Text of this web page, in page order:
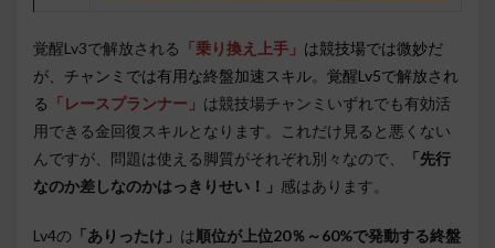
覚醒Lv3で解放される 「乗り換え上手」 は競技場では微妙だ
が、チャンミでは有用な終盤加速スキル。覚醒Lv5で解放され
る 「レースプランナー」 は競技場チャンミいずれでも有効活
用できる金回復スキルとなります。これだけ見ると悪くない
んですが、問題は使える脚質がそれぞれ別々なので、
「先行
なのか差しなのかはっきりせい！」 感はあります。
Lv4の 「ありったけ」 は 順位が上位20％～60%で発動する終盤